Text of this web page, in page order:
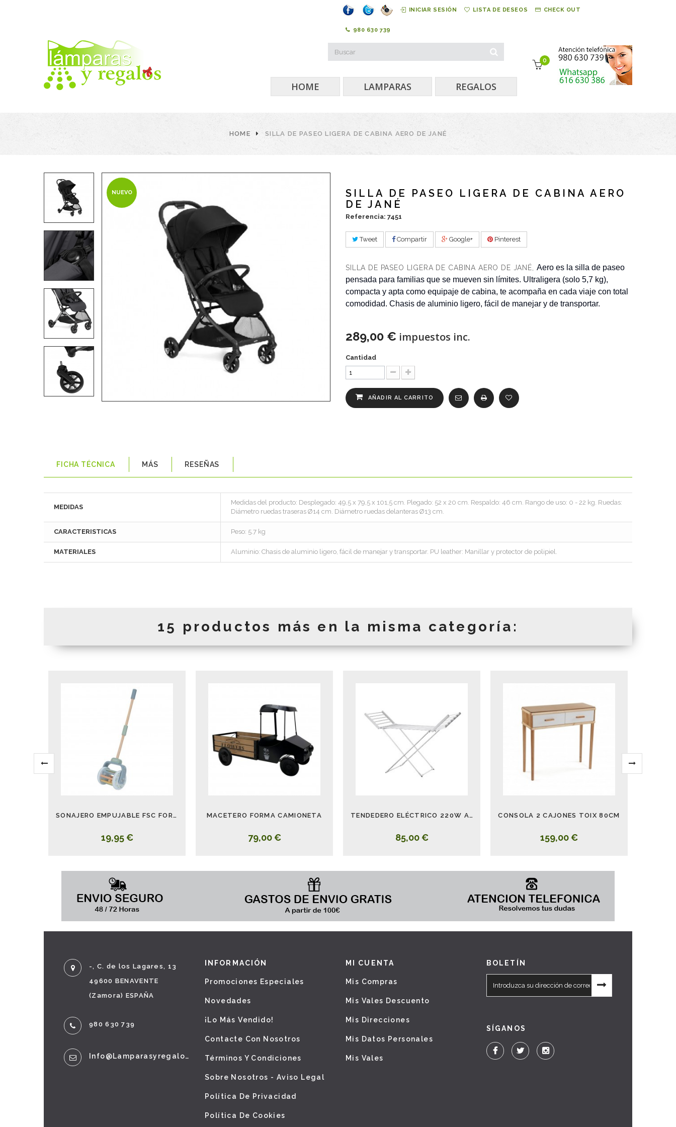
INICIAR SESIÓN LISTA DE DESEOS CHECK OUT
980 630 739
0
HOME LAMPARAS REGALOS
HOME SILLA DE PASEO LIGERA DE CABINA AERO DE JANÉ
NUEVO
SILLA DE PASEO LIGERA DE CABINA AERO
DE JANÉ
Referencia: 7451
Tweet Compartir Google+ Pinterest
SILLA DE PASEO LIGERA DE CABINA AERO DE JANÉ, Aero es la silla de paseo
pensada para familias que se mueven sin límites. Ultraligera (solo 5,7 kg),
compacta y apta como equipaje de cabina, te acompaña en cada viaje con total
comodidad. Chasis de aluminio ligero, fácil de manejar y de transportar.
289,00 € impuestos inc.
Cantidad
AÑADIR AL CARRITO
FICHA TÉCNICA MÁS RESEÑAS
MEDIDAS
Medidas del producto: Desplegado: 49,5 x 79,5 x 101,5 cm. Plegado: 52 x 20 cm. Respaldo: 46 cm. Rango de uso: 0 - 22 kg. Ruedas:
Diámetro ruedas traseras Ø14 cm. Diámetro ruedas delanteras Ø13 cm.
CARACTERISTICAS Peso: 5.7 kg
MATERIALES Aluminio: Chasis de aluminio ligero, fácil de manejar y transportar. PU leather: Manillar y protector de polipiel.
15 productos más en la misma categoría:
SONAJERO EMPUJABLE FSC FOREST FRIENDS
19,95 €
MACETERO FORMA CAMIONETA
79,00 €
TENDEDERO ELÉCTRICO 220W ALUMINIO PALMITO
85,00 €
CONSOLA 2 CAJONES TOIX 80CM
159,00 €
-, C. de los Lagares, 13
49600 BENAVENTE
(Zamora) ESPAÑA
980 630 739
Info@lamparasyregalos.es
INFORMACIÓN
Promociones Especiales
Novedades
¡Lo Más Vendido!
Contacte Con Nosotros
Términos Y Condiciones
Sobre Nosotros - Aviso Legal
Política De Privacidad
Política De Cookies
MI CUENTA
Mis Compras
Mis Vales Descuento
Mis Direcciones
Mis Datos Personales
Mis Vales
BOLETÍN
SÍGANOS